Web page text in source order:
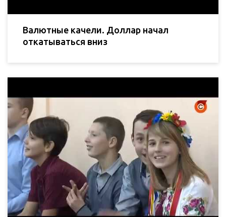
Валютные качели. Доллар начал
откатываться вниз